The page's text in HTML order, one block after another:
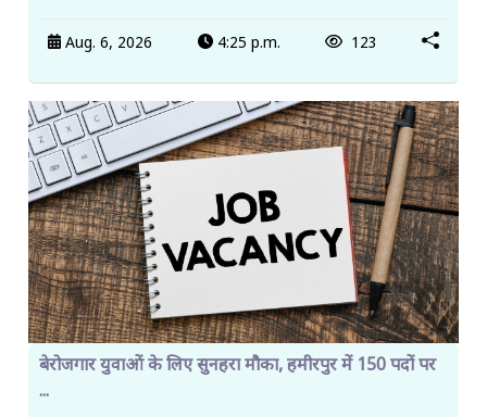
Aug. 6, 2026 4:25 p.m. 123
बेरोजगार युवाओं के लिए सुनहरा मौका, हमीरपुर में 150 पदों पर
...